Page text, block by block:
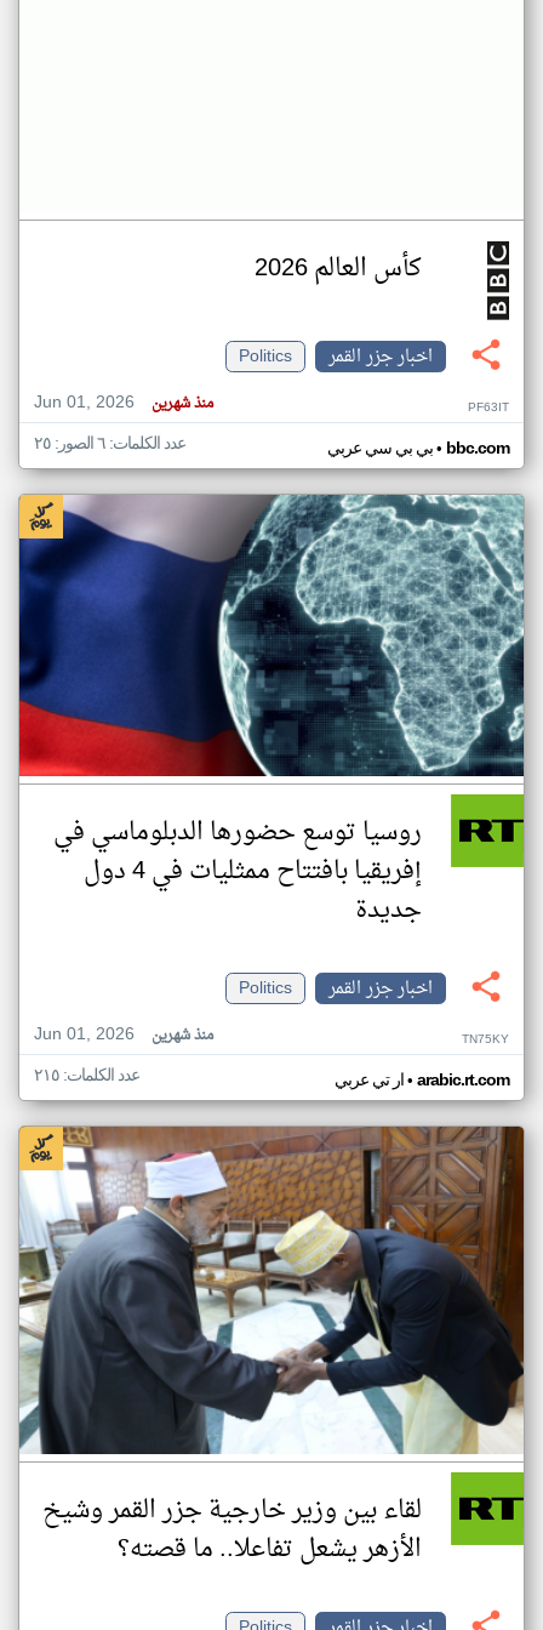
كأس العالم 2026
اخبار جزر القمر
Politics
Jun 01, 2026
منذ شهرين PF63IT
بي بي سي عربي• bbc.com عدد الكلمات: ٦ الصور: ٢٥
روسيا توسع حضورها الدبلوماسي في
إفريقيا بافتتاح ممثليات في 4 دول
جديدة
اخبار جزر القمر
Politics
Jun 01, 2026
منذ شهرين TN75KY
ار تي عربي• arabic.rt.com عدد الكلمات: ٢١٥
لقاء بين وزير خارجية جزر القمر وشيخ
الأزهر يشعل تفاعلا.. ما قصته؟